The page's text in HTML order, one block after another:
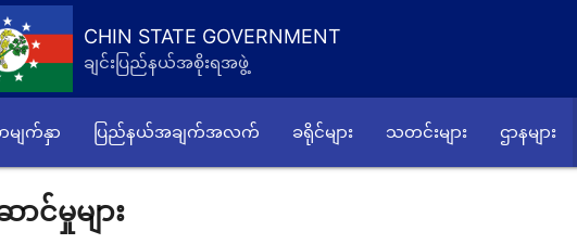
CHIN STATE GOVERNMENT
ချင်းပြည်နယ်အစိုးရအဖွဲ့
မျက်နှာ ပြည်နယ်အချက်အလက် ခရိုင်များ သတင်းများ ဌာနများ
ာင်မှုများ